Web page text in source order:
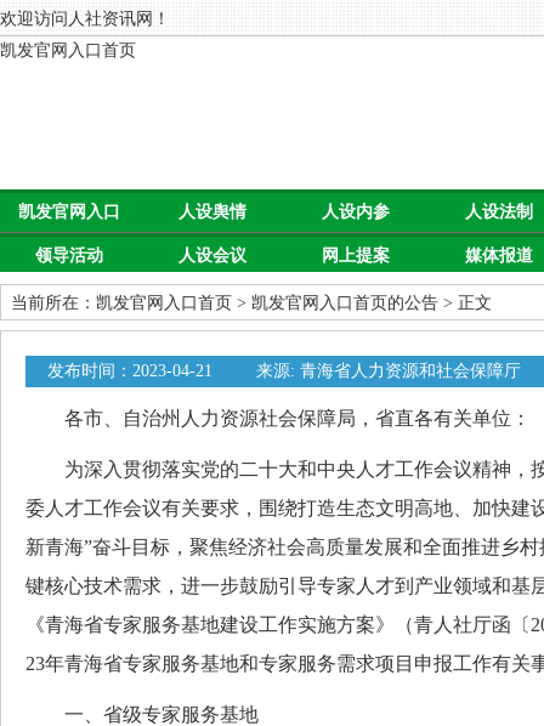
欢迎访问人社资讯网！
凯发官网入口首页
凯发官网入口
首页
人设舆情 人设内参 人设法制
领导活动 人设会议 网上提案 媒体报道
当前所在： 凯发官网入口首页 > 凯发官网入口首页的公告 > 正文
发布时间：2023-04-21 来源: 青海省人力资源和社会保障厅
各市、自治州人力资源社会保障局，省直各有关单位：
为深入贯彻落实党的二十大和中央人才工作会议精神，
委人才工作会议有关要求，围绕打造生态文明高地、加快建
新青海”奋斗目标，聚焦经济社会高质量发展和全面推进乡
键核心技术需求，进一步鼓励引导专家人才到产业领域和基
《青海省专家服务基地建设工作实施方案》（青人社厅函〔
23年青海省专家服务基地和专家服务需求项目申报工作有关
一、省级专家服务基地